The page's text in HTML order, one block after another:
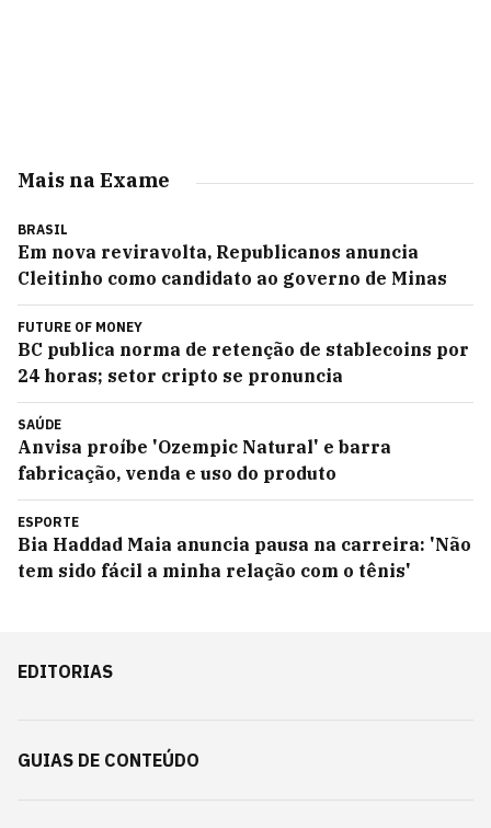
Mais na Exame
BRASIL
Em nova reviravolta, Republicanos anuncia
Cleitinho como candidato ao governo de Minas
FUTURE OF MONEY
BC publica norma de retenção de stablecoins por
24 horas; setor cripto se pronuncia
SAÚDE
Anvisa proíbe 'Ozempic Natural' e barra
fabricação, venda e uso do produto
ESPORTE
Bia Haddad Maia anuncia pausa na carreira: 'Não
tem sido fácil a minha relação com o tênis'
EDITORIAS
GUIAS DE CONTEÚDO